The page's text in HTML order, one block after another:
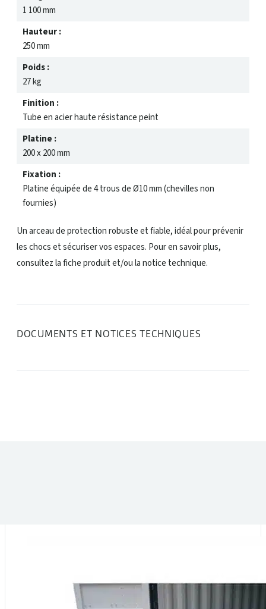
1 100 mm
Hauteur :
250 mm
Poids :
27 kg
Finition :
Tube en acier haute résistance peint
Platine :
200 x 200 mm
Fixation :
Platine équipée de 4 trous de Ø10 mm (chevilles non
fournies)
Un arceau de protection robuste et fiable, idéal pour prévenir
les chocs et sécuriser vos espaces. Pour en savoir plus,
consultez la fiche produit et/ou la notice technique.
DOCUMENTS ET NOTICES TECHNIQUES